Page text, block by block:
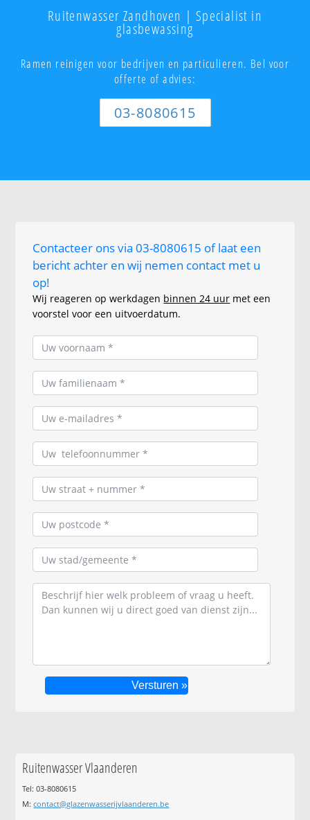
Ruitenwasser Zandhoven | Specialist in
glasbewassing
Ramen reinigen voor bedrijven en particulieren. Bel voor
offerte of advies:
03-8080615
Contacteer ons via 03-8080615 of laat een
bericht achter en wij nemen contact met u
op!
Wij reageren op werkdagen binnen 24 uur met een
voorstel voor een uitvoerdatum.
Ruitenwasser Vlaanderen
Tel: 03-8080615
M:contact@glazenwasserijvlaanderen.be